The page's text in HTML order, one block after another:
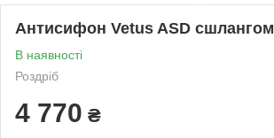
Антисифон Vetus ASD сшлангом
В наявності
Роздріб
4 770 ₴